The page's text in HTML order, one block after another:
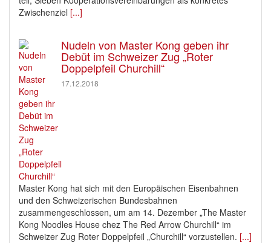
Zwischenziel [...]
Nudeln von Master Kong geben ihr
Debüt im Schweizer Zug „Roter
Doppelpfeil Churchill“
17.12.2018
Master Kong hat sich mit den Europäischen Eisenbahnen
und den Schweizerischen Bundesbahnen
zusammengeschlossen, um am 14. Dezember „The Master
Kong Noodles House chez The Red Arrow Churchill“ im
Schweizer Zug Roter Doppelpfeil „Churchill“ vorzustellen. [...]